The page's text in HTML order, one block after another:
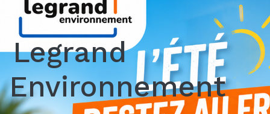
Legrand
Environnement